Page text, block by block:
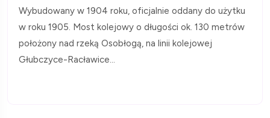
Wybudowany w 1904 roku, oficjalnie oddany do użytku
w roku 1905. Most kolejowy o długości ok. 130 metrów
położony nad rzeką Osobłogą, na linii kolejowej
Głubczyce-Racławice...